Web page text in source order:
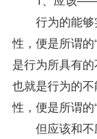
行为的能够
性，便是所谓
是行为所具有
也就是行为的
性，便是所谓的
但应该和不